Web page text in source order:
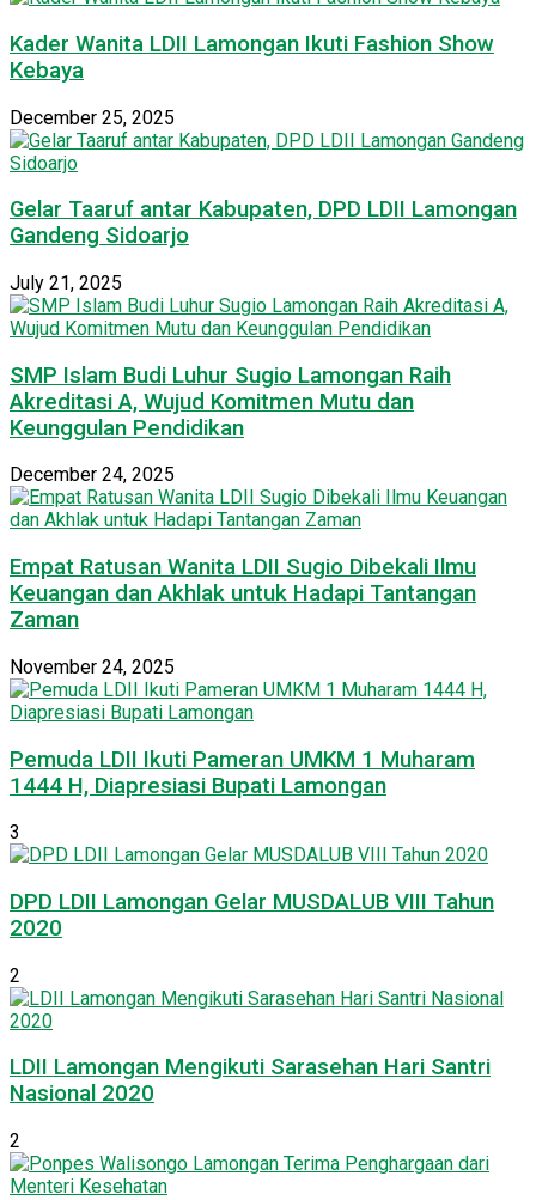
Kader Wanita LDII Lamongan Ikuti Fashion Show
Kebaya
December 25, 2025
Gelar Taaruf antar Kabupaten, DPD LDII Lamongan
Gandeng Sidoarjo
July 21, 2025
SMP Islam Budi Luhur Sugio Lamongan Raih
Akreditasi A, Wujud Komitmen Mutu dan
Keunggulan Pendidikan
December 24, 2025
Empat Ratusan Wanita LDII Sugio Dibekali Ilmu
Keuangan dan Akhlak untuk Hadapi Tantangan
Zaman
November 24, 2025
Pemuda LDII Ikuti Pameran UMKM 1 Muharam
1444 H, Diapresiasi Bupati Lamongan
3
DPD LDII Lamongan Gelar MUSDALUB VIII Tahun
2020
2
LDII Lamongan Mengikuti Sarasehan Hari Santri
Nasional 2020
2